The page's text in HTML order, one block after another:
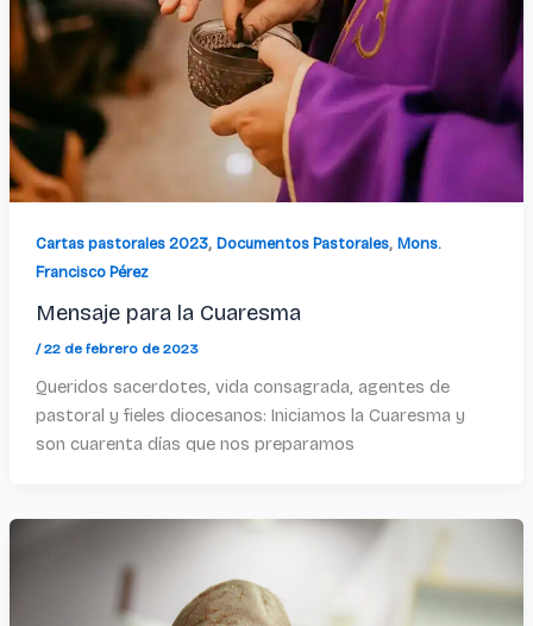
Cartas pastorales 2023, Documentos Pastorales, Mons.
Francisco Pérez
Mensaje para la Cuaresma
/22 de febrero de 2023
Queridos sacerdotes, vida consagrada, agentes de
pastoral y fieles diocesanos: Iniciamos la Cuaresma y
son cuarenta días que nos preparamos